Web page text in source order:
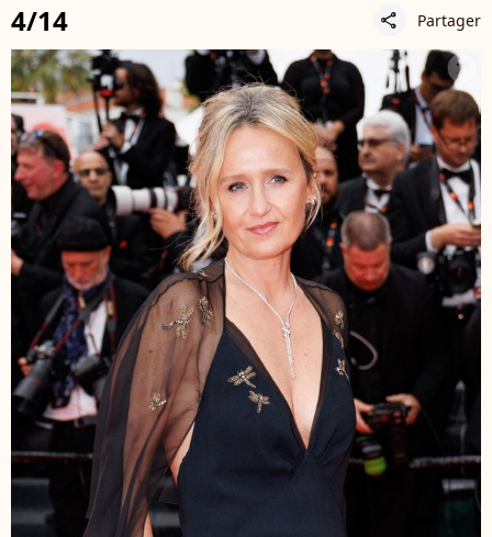
4/14 share Partager